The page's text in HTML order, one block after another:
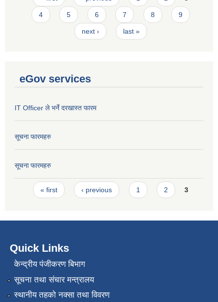
4 5 6 7 8 9
next › last »
eGov services
IT Officer ले भर्ने दरखास्त फारम
सूचना फारमहरु
सूचना फारमहरु
Pages
« first ‹ previous 1 2 3
Quick Links
केन्द्रीय पंजीकरण बिभाग
सूचना तथा संचार मन्त्रालय
स्थानीय तहको नक्सा तथा विवरण